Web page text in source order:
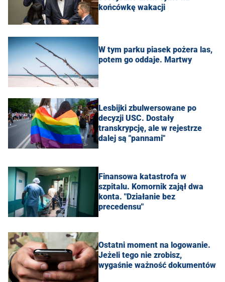
końcówkę wakacji
W tym parku piasek pożera las,
potem go oddaje. Martwy
Lesbijki zbulwersowane po
decyzji USC. Dostały
transkrypcję, ale w rejestrze
dalej są "pannami"
Finansowa katastrofa w
szpitalu. Komornik zajął dwa
konta. "Działanie bez
precedensu"
Ostatni moment na logowanie.
Jeżeli tego nie zrobisz,
wygaśnie ważność dokumentów